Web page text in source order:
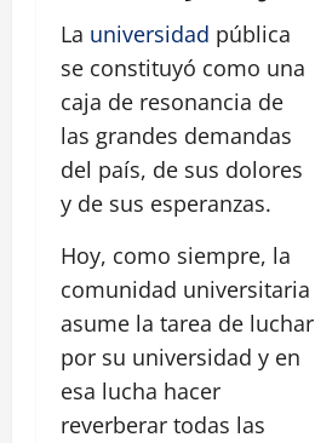
La universidad pública
se constituyó como una
caja de resonancia de
las grandes demandas
del país, de sus dolores
y de sus esperanzas.
Hoy, como siempre, la
comunidad universitaria
asume la tarea de luchar
por su universidad y en
esa lucha hacer
reverberar todas las